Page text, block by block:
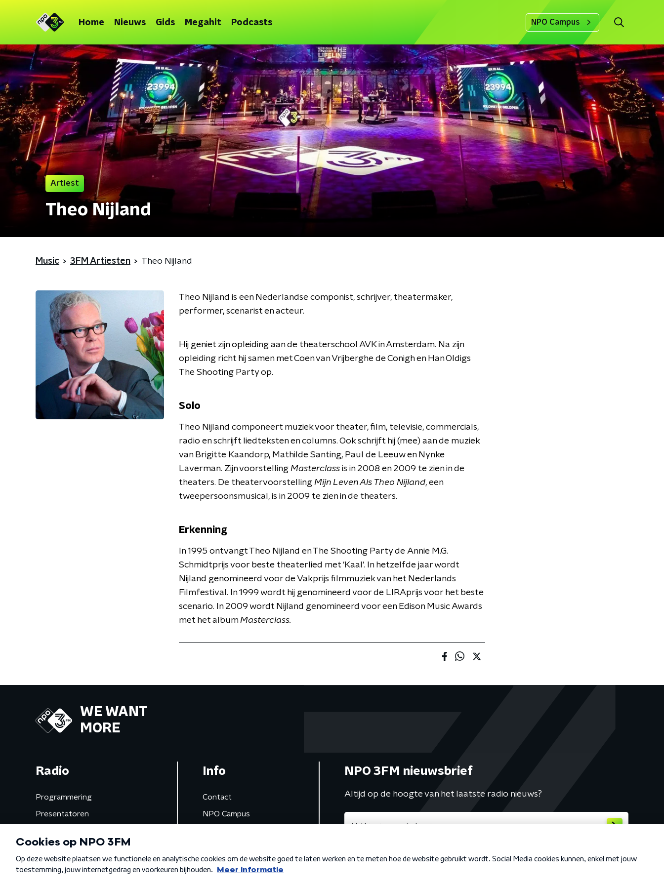
Home Nieuws Gids Megahit Podcasts NPO Campus
Artiest
Theo Nijland
Music 3FM Artiesten Theo Nijland
Theo Nijland is een Nederlandse componist, schrijver, theatermaker,
performer, scenarist en acteur.
Hij geniet zijn opleiding aan de theaterschool AVK in Amsterdam. Na zijn
opleiding richt hij samen met Coen van Vrijberghe de Conigh en Han Oldigs
The Shooting Party op.
Solo
Theo Nijland componeert muziek voor theater, film, televisie, commercials,
radio en schrijft liedteksten en columns. Ook schrijft hij (mee) aan de muziek
van Brigitte Kaandorp, Mathilde Santing, Paul de Leeuw en Nynke
Laverman. Zijn voorstelling Masterclass is in 2008 en 2009 te zien in de
theaters. De theatervoorstelling Mijn Leven Als Theo Nijland, een
tweepersoonsmusical, is in 2009 te zien in de theaters.
Erkenning
In 1995 ontvangt Theo Nijland en The Shooting Party de Annie M.G.
Schmidtprijs voor beste theaterlied met 'Kaal'. In hetzelfde jaar wordt
Nijland genomineerd voor de Vakprijs filmmuziek van het Nederlands
Filmfestival. In 1999 wordt hij genomineerd voor de LIRAprijs voor het beste
scenario. In 2009 wordt Nijland genomineerd voor een Edison Music Awards
met het albumMasterclass.
WE WANT
MORE
Radio
Programmering
Presentatoren
Gemist
Info
Contact
NPO Campus
NPO 3FM nieuwsbrief
Altijd op de hoogte van het laatste radio nieuws?
Algemene voorwaarden Privacybeleid